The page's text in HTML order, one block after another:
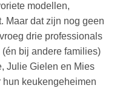
modellen,
Maar dat zijn nog geen
drie professionals
bij andere families)
Julie Gielen en Mies
keukengeheimen